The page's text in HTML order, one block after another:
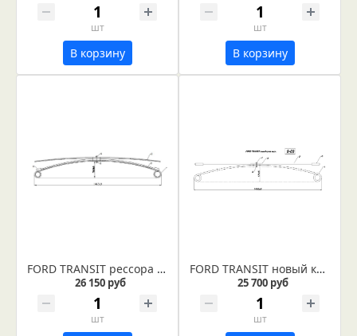
шт
В корзину
шт
В корзину
FORD TRANSIT рессора задняя (Арт. IR 09-30)
26 150 руб
шт
FORD TRANSIT новый кузов рессора задняя (Арт. IR 09-03)
25 700 руб
шт